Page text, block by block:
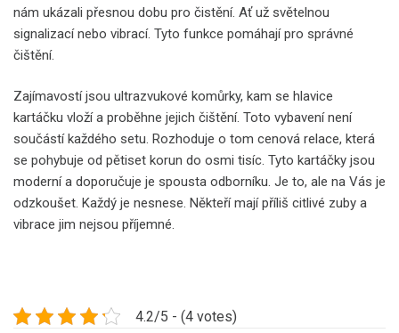
nám ukázali přesnou dobu pro čistění. Ať už světelnou
signalizací nebo vibrací. Tyto funkce pomáhají pro správné
čištění.
Zajímavostí jsou ultrazvukové komůrky, kam se hlavice
kartáčku vloží a proběhne jejich čištění. Toto vybavení není
součástí každého setu. Rozhoduje o tom cenová relace, která
se pohybuje od pětiset korun do osmi tisíc. Tyto kartáčky jsou
moderní a doporučuje je spousta odborníku. Je to, ale na Vás je
odzkoušet. Každý je nesnese. Někteří mají příliš citlivé zuby a
vibrace jim nejsou příjemné.
4.2/5 - (4 votes)